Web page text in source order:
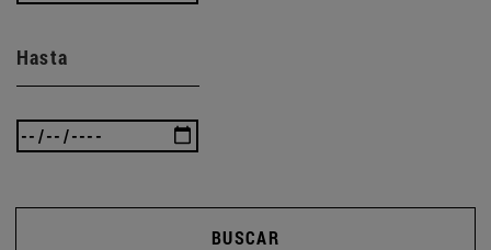
Hasta
BUSCAR